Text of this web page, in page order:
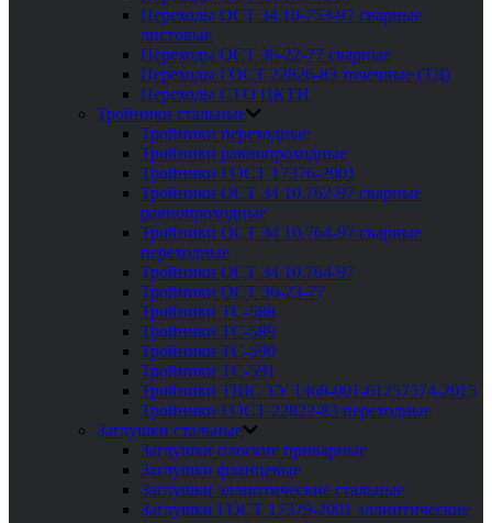
Переходы ОСТ 34.10-753-97 сварные
листовые
Переходы ОСТ 36-22-77 сварные
Переходы ГОСТ 22826-83 точечные (ТД)
Переходы СТО ЦКТИ
Тройники стальные
Тройники переходные
Тройники равнопроходные
Тройники ГОСТ 17376-2001
Тройники ОСТ 34 10.762-97 сварные
равнопроходные
Тройники ОСТ 34 10.764-97 сварные
переходные
Тройники ОСТ 34 10.764-97
Тройники ОСТ 36-23-77
Тройники ТС-588
Тройники ТС-589
Тройники ТС-590
Тройники ТС-591
Тройники ТШС ТУ 1468-001-61257374-2015
Тройники ГОСТ 22822-83 переходные
Заглушки стальные
Заглушки плоские приварные
Заглушки фланцевые
Заглушки эллиптические стальные
Заглушки ГОСТ 17379-2001 эллиптические